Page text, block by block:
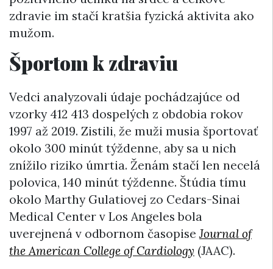
zdravie im stačí kratšia fyzická aktivita ako
mužom.
Športom k zdraviu
Vedci analyzovali údaje pochádzajúce od
vzorky 412 413 dospelých z obdobia rokov
1997 až 2019. Zistili, že muži musia športovať
okolo 300 minút týždenne, aby sa u nich
znížilo riziko úmrtia. Ženám stačí len necelá
polovica, 140 minút týždenne. Štúdia tímu
okolo Marthy Gulatiovej zo Cedars-Sinai
Medical Center v Los Angeles bola
uverejnená v odbornom časopiseJournal of
the American College of Cardiology (JAAC).